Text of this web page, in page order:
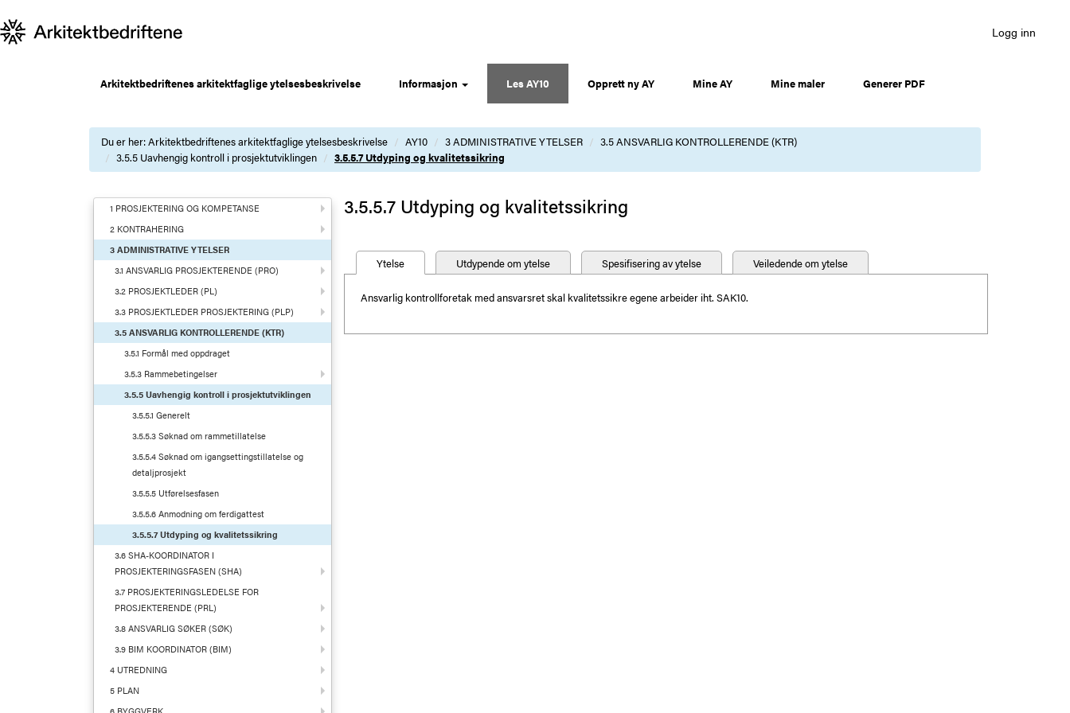
Logg inn
Arkitektbedriftenes arkitektfaglige ytelsesbeskrivelse Informasjon Les AY10 Opprett ny AY Mine AY Mine maler Generer PDF
Du er her:Arkitektbedriftenes arkitektfaglige ytelsesbeskrivelse AY10 3 ADMINISTRATIVE YTELSER
3.5 ANSVARLIG KONTROLLERENDE (KTR)
3.5.5 Uavhengig kontroll i prosjektutviklingen
3.5.5.7 Utdyping og kvalitetssikring
1 PROSJEKTERING OG KOMPETANSE
2 KONTRAHERING
3 ADMINISTRATIVE YTELSER
3.1 ANSVARLIG PROSJEKTERENDE (PRO)
3.2 PROSJEKTLEDER (PL)
3.3 PROSJEKTLEDER PROSJEKTERING (PLP)
3.5 ANSVARLIG KONTROLLERENDE (KTR)
3.5.1 Formål med oppdraget
3.5.3 Rammebetingelser
3.5.5 Uavhengig kontroll i prosjektutviklingen
3.5.5.1 Generelt
3.5.5.3 Søknad om rammetillatelse
3.5.5.4 Søknad om igangsettingstillatelse og
detaljprosjekt
3.5.5.5 Utførelsesfasen
3.5.5.6 Anmodning om ferdigattest
3.5.5.7 Utdyping og kvalitetssikring
3.6 SHA-KOORDINATOR I
PROSJEKTERINGSFASEN (SHA)
3.7 PROSJEKTERINGSLEDELSE FOR
PROSJEKTERENDE (PRL)
3.8 ANSVARLIG SØKER (SØK)
3.9 BIM KOORDINATOR (BIM)
4 UTREDNING
5 PLAN
3.5.5.7 Utdyping og kvalitetssikring
Ytelse Utdypende om ytelse Spesifisering av ytelse Veiledende om ytelse
Ansvarlig kontrollforetak med ansvarsret skal kvalitetssikre egene arbeider iht. SAK10.